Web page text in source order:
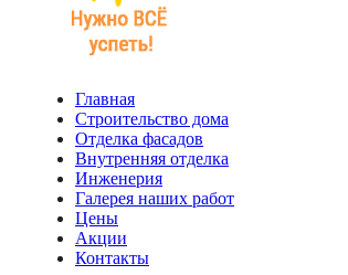
Главная
Строительство дома
Отделка фасадов
Внутренняя отделка
Инженерия
Галерея наших работ
Цены
Акции
Контакты